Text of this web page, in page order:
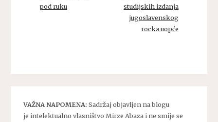
pod ruku
studijskih izdanja
jugoslavenskog
rocka uopće
VAŽNA NAPOMENA: Sadržaj objavljen na blogu
je intelektualno vlasništvo Mirze Abaza i ne smije se